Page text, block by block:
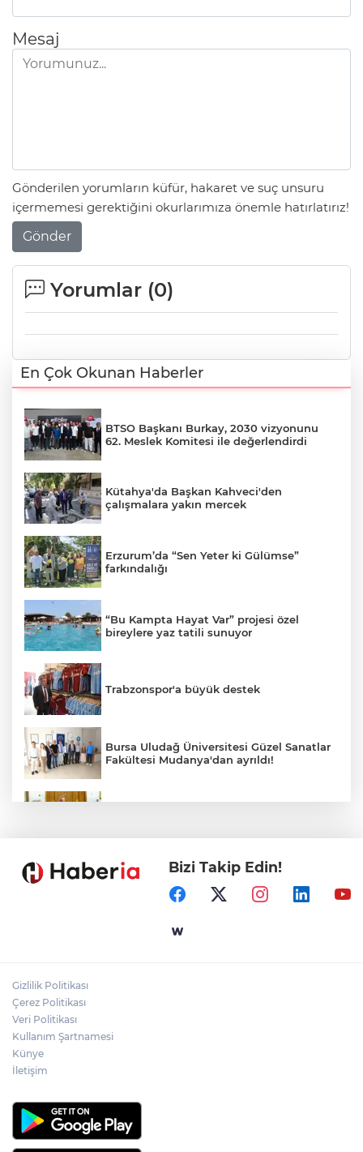
Mesaj
Gönderilen yorumların küfür, hakaret ve suç unsuru
içermemesi gerektiğini okurlarımıza önemle hatırlatırız!
Gönder
Yorumlar (0)
En Çok Okunan Haberler
BTSO Başkanı Burkay, 2030 vizyonunu
62. Meslek Komitesi ile değerlendirdi
Kütahya'da Başkan Kahveci'den
çalışmalara yakın mercek
Erzurum’da “Sen Yeter ki Gülümse”
farkındalığı
“Bu Kampta Hayat Var” projesi özel
bireylere yaz tatili sunuyor
Trabzonspor'a büyük destek
Bursa Uludağ Üniversitesi Güzel Sanatlar
Fakültesi Mudanya'dan ayrıldı!
Ömer Çelik: 2 yıllık çalışmanın en önemli
aşamasındayız
Eskişehir'de kırsal mahallelere yeni su
Bizi Takip Edin!
Gizlilik Politikası
Çerez Politikası
Veri Politikası
Kullanım Şartnamesi
Künye
İletişim